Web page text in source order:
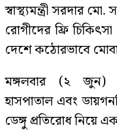
স্বাস্থ্যমন্ত্রী সরদার
রোগীদের ফ্রি চিকিৎসা
দেশে কঠোরভাবে
মঙ্গলবার (২ জুন)
হাসপাতাল এবং
ডেঙ্গু প্রতিরোধ নিয়ে